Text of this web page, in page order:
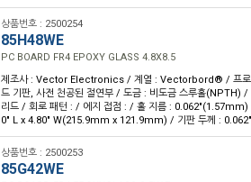
상품번호 : 2500254
85H48WE
PC BOARD FR4 EPOXY GLASS 4.8X8.5
제조사 : Vector Electronics / 계열 : Vectorbord® / 프로
드 기판, 사전 천공된 절연부 / 도금 : 비도금 스루홀(NPTH)
리드 / 회로 패턴 : / 에지 접점 : / 홀 지름 :
0" L x 4.80" W(215.9mm x 121.9mm) / 기판 두께 :
상품번호 : 2500253
85G42WE